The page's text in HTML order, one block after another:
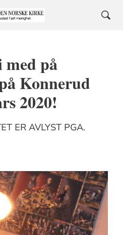
på
Konnerud
2020!
ER AVLYST PGA.